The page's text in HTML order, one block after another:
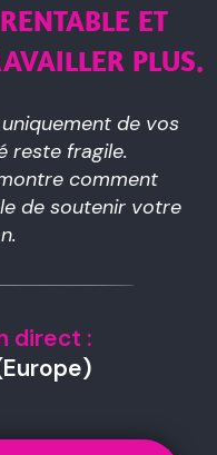
ET
PLUS.
de vos
reste fragile.
comment
de soutenir votre
direct :